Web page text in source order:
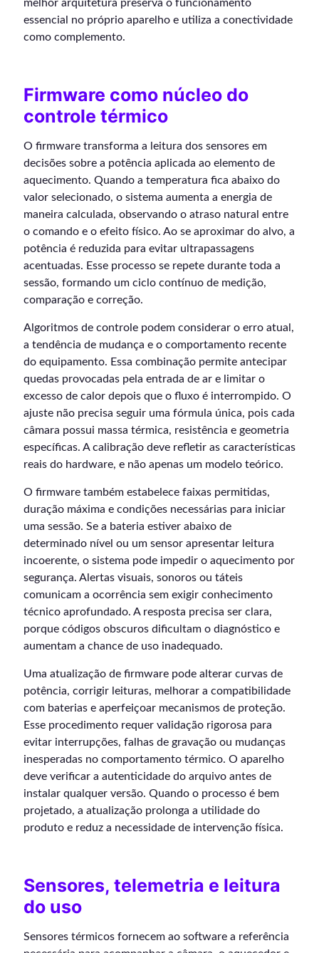
melhor arquitetura preserva o funcionamento
essencial no próprio aparelho e utiliza a conectividade
como complemento.
Firmware como núcleo do
controle térmico
O firmware transforma a leitura dos sensores em
decisões sobre a potência aplicada ao elemento de
aquecimento. Quando a temperatura fica abaixo do
valor selecionado, o sistema aumenta a energia de
maneira calculada, observando o atraso natural entre
o comando e o efeito físico. Ao se aproximar do alvo, a
potência é reduzida para evitar ultrapassagens
acentuadas. Esse processo se repete durante toda a
sessão, formando um ciclo contínuo de medição,
comparação e correção.
Algoritmos de controle podem considerar o erro atual,
a tendência de mudança e o comportamento recente
do equipamento. Essa combinação permite antecipar
quedas provocadas pela entrada de ar e limitar o
excesso de calor depois que o fluxo é interrompido. O
ajuste não precisa seguir uma fórmula única, pois cada
câmara possui massa térmica, resistência e geometria
específicas. A calibração deve refletir as características
reais do hardware, e não apenas um modelo teórico.
O firmware também estabelece faixas permitidas,
duração máxima e condições necessárias para iniciar
uma sessão. Se a bateria estiver abaixo de
determinado nível ou um sensor apresentar leitura
incoerente, o sistema pode impedir o aquecimento por
segurança. Alertas visuais, sonoros ou táteis
comunicam a ocorrência sem exigir conhecimento
técnico aprofundado. A resposta precisa ser clara,
porque códigos obscuros dificultam o diagnóstico e
aumentam a chance de uso inadequado.
Uma atualização de firmware pode alterar curvas de
potência, corrigir leituras, melhorar a compatibilidade
com baterias e aperfeiçoar mecanismos de proteção.
Esse procedimento requer validação rigorosa para
evitar interrupções, falhas de gravação ou mudanças
inesperadas no comportamento térmico. O aparelho
deve verificar a autenticidade do arquivo antes de
instalar qualquer versão. Quando o processo é bem
projetado, a atualização prolonga a utilidade do
produto e reduz a necessidade de intervenção física.
Sensores, telemetria e leitura
do uso
Sensores térmicos fornecem ao software a referência